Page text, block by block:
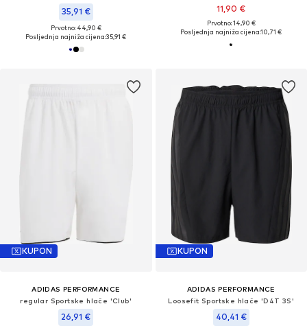
35,91 €
Prvotno: 44,90 €
Posljednja najniža cijena:35,91 €
11,90 €
Prvotno: 14,90 €
Posljednja najniža cijena:10,71 €
KUPON
ADIDAS PERFORMANCE
regular Sportske hlače 'Club'
26,91 €
KUPON
ADIDAS PERFORMANCE
Loosefit Sportske hlače 'D4T 3S'
40,41 €